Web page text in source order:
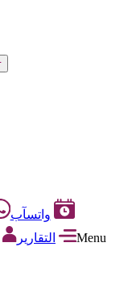
واتسآب
التقارير
Menu